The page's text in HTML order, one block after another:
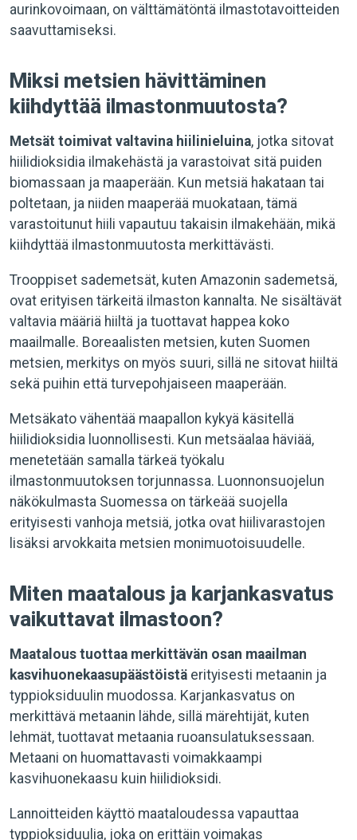
aurinkovoimaan, on välttämätöntä ilmastotavoitteiden
saavuttamiseksi.
Miksi metsien hävittäminen
kiihdyttää ilmastonmuutosta?
Metsät toimivat valtavina hiilinieluina, jotka sitovat
hiilidioksidia ilmakehästä ja varastoivat sitä puiden
biomassaan ja maaperään. Kun metsiä hakataan tai
poltetaan, ja niiden maaperää muokataan, tämä
varastoitunut hiili vapautuu takaisin ilmakehään, mikä
kiihdyttää ilmastonmuutosta merkittävästi.
Trooppiset sademetsät, kuten Amazonin sademetsä,
ovat erityisen tärkeitä ilmaston kannalta. Ne sisältävät
valtavia määriä hiiltä ja tuottavat happea koko
maailmalle. Boreaalisten metsien, kuten Suomen
metsien, merkitys on myös suuri, sillä ne sitovat hiiltä
sekä puihin että turvepohjaiseen maaperään.
Metsäkato vähentää maapallon kykyä käsitellä
hiilidioksidia luonnollisesti. Kun metsäalaa häviää,
menetetään samalla tärkeä työkalu
ilmastonmuutoksen torjunnassa. Luonnonsuojelun
näkökulmasta Suomessa on tärkeää suojella
erityisesti vanhoja metsiä, jotka ovat hiilivarastojen
lisäksi arvokkaita metsien monimuotoisuudelle.
Miten maatalous ja karjankasvatus
vaikuttavat ilmastoon?
Maatalous tuottaa merkittävän osan maailman
kasvihuonekaasupäästöistä erityisesti metaanin ja
typpioksiduulin muodossa. Karjankasvatus on
merkittävä metaanin lähde, sillä märehtijät, kuten
lehmät, tuottavat metaania ruoansulatuksessaan.
Metaani on huomattavasti voimakkaampi
kasvihuonekaasu kuin hiilidioksidi.
Lannoitteiden käyttö maataloudessa vapauttaa
typpioksiduulia, joka on erittäin voimakas